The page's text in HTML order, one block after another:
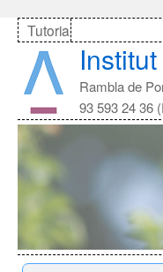
Tutoria
Rambla de
93 593 24